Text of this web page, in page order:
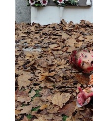
Municipi
Cerca
…